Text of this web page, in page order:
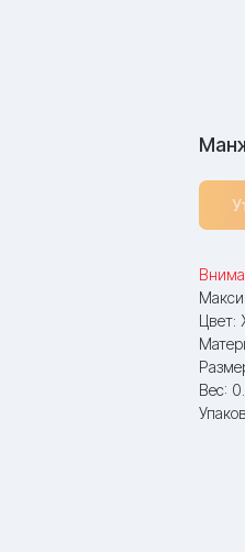
Цвет:
Вес: